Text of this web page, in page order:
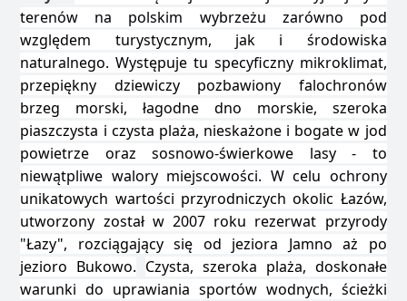
terenów na polskim wybrzeżu zarówno pod
względem turystycznym, jak i środowiska
naturalnego. Występuje tu specyficzny mikroklimat,
przepiękny dziewiczy pozbawiony falochronów
brzeg morski, łagodne dno morskie, szeroka
piaszczysta i czysta plaża, nieskażone i bogate w jod
powietrze oraz sosnowo-świerkowe lasy - to
niewątpliwe walory miejscowości. W celu ochrony
unikatowych wartości przyrodniczych okolic Łazów,
utworzony został w 2007 roku rezerwat przyrody
"Łazy", rozciągający się od jeziora Jamno aż po
jezioro Bukowo. Czysta, szeroka plaża, doskonałe
warunki do uprawiania sportów wodnych, ścieżki